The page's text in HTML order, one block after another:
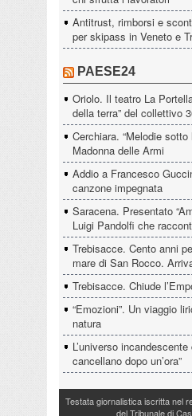
Antitrust, rimborsi e
per skipass in Veneto e
PAESE24
Oriolo. Il teatro La
della terra” del collettivo
Cerchiara. “Melodie
Madonna delle Armi
Addio a Francesco
canzone impegnata
Saracena. Presentato
Luigi Pandolfi che
Trebisacce. Cento anni
mare di San Rocco.
Trebisacce. Chiude
“Emozioni”. Un viaggio
natura
L’universo
cancellano dopo un’ora”
Testata giornalistica iscritta nel
del Tribunale di